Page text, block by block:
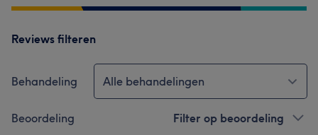
Reviews filteren
Behandeling Alle behandelingen
Beoordeling Filter op beoordeling